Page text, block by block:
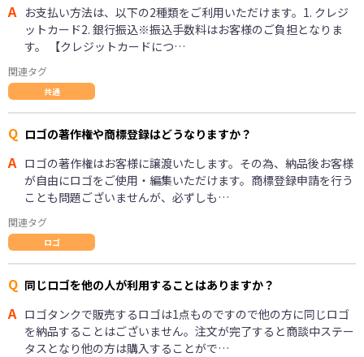
A お支払い方法は、以下の2種類をご利用いただけます。1. クレジ
ットカード2. 銀行振込※振込手数料はお客様のご負担となりま
す。 【クレジットカードにつ…
関連タグ
共通
Q ロゴの著作権や商標登録はどうなりますか？
A ロゴの著作権はお客様に譲渡いたします。その為、納品後お客様
が自由にロゴをご使用・編集いただけます。商標登録申請を行う
ことも問題ございませんが、必ずしも…
関連タグ
ロゴ
Q 同じロゴを他の人が利用することはありますか？
A ロゴタンクで販売するロゴは1点ものですので他の方に同じロゴ
を納品することはございません。注文が完了すると商談中ステー
タスとなり他の方は購入することがで…